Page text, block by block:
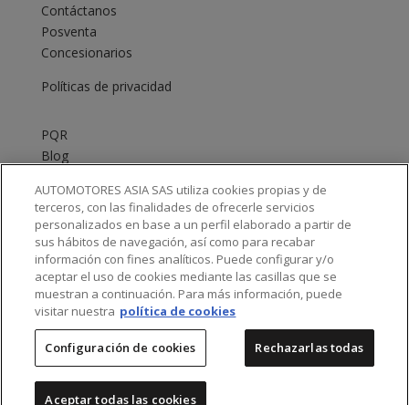
Contáctanos
Posventa
Concesionarios
Políticas de privacidad
PQR
Blog
Chat Bot: +57 1 519 00 55
Línea de atención al cliente: 01 8000 931 217
Redes Sociales
AUTOMOTORES ASIA SAS utiliza cookies propias y de
terceros, con las finalidades de ofrecerle servicios
personalizados en base a un perfil elaborado a partir de
sus hábitos de navegación, así como para recabar
información con fines analíticos. Puede configurar y/o
aceptar el uso de cookies mediante las casillas que se
muestran a continuación. Para más información, puede
visitar nuestra política de cookies
Configuración de cookies Rechazarlas todas
Aceptar todas las cookies